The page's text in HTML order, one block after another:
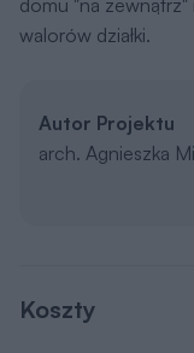
walorów działki.
Autor Projektu
arch. Agnieszka
Koszty